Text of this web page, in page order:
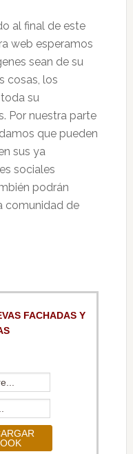
al final de este
web esperamos
sean de su
cosas, los
su
Por nuestra parte
que pueden
sus ya
sociales
podrán
comunidad de
FACHADAS Y